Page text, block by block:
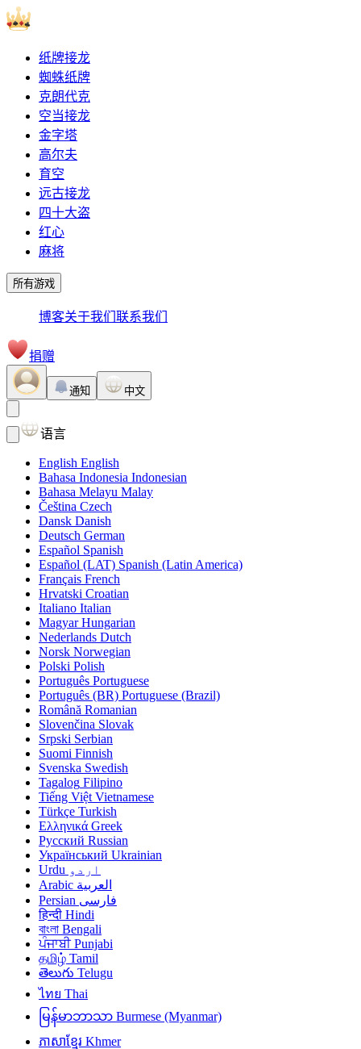
纸牌接龙
蜘蛛纸牌
克朗代克
空当接龙
金字塔
高尔夫
育空
远古接龙
四十大盗
红心
麻将
所有游戏
博客关于我们 联系我们
捐赠
通知 中文
语言
English English
Bahasa Indonesia Indonesian
Bahasa Melayu Malay
Čeština Czech
Dansk Danish
Deutsch German
Español Spanish
Español (LAT) Spanish (Latin America)
Français French
Hrvatski Croatian
Italiano Italian
Magyar Hungarian
Nederlands Dutch
Norsk Norwegian
Polski Polish
Português Portuguese
Português (BR) Portuguese (Brazil)
Română Romanian
Slovenčina Slovak
Srpski Serbian
Suomi Finnish
Svenska Swedish
Tagalog Filipino
Tiếng Việt Vietnamese
Türkçe Turkish
Ελληνικά Greek
Русский Russian
Український Ukrainian
اردو Urdu
العربية Arabic
فارسی Persian
हिन्दी Hindi
বাংলা Bengali
ਪੰਜਾਬੀ Punjabi
தமிழ் Tamil
తెలుగు Telugu
ไทย Thai
မြန်မာဘာသာ Burmese (Myanmar)
ភាសាខ្មែរ Khmer